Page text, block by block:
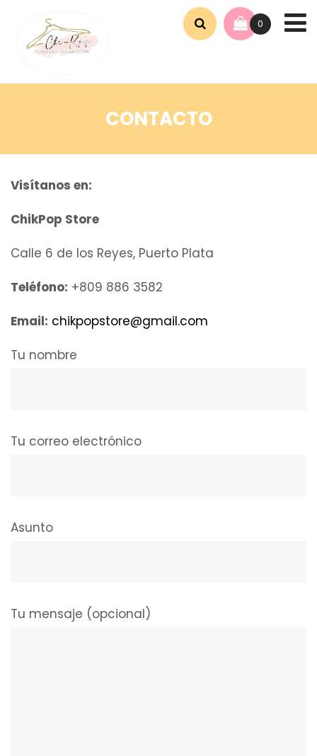
0
CONTACTO
Visítanos en:
ChikPop Store
Calle 6 de los Reyes, Puerto Plata
Teléfono: +809 886 3582
Email: chikpopstore@gmail.com
Tu nombre
Tu correo electrónico
Asunto
Tu mensaje (opcional)